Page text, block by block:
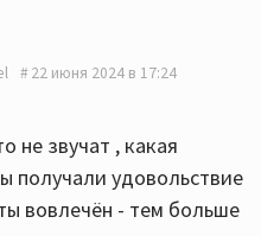
22 июня 2024 в 17:24
не звучат , какая
получали удовольствие
вовлечён - тем больше